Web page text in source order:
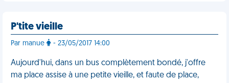
P'tite vieille
Par manue - 23/05/2017 14:00
Aujourd'hui, dans un bus complètement bondé, j'offre
ma place assise à une petite vieille, et faute de place,